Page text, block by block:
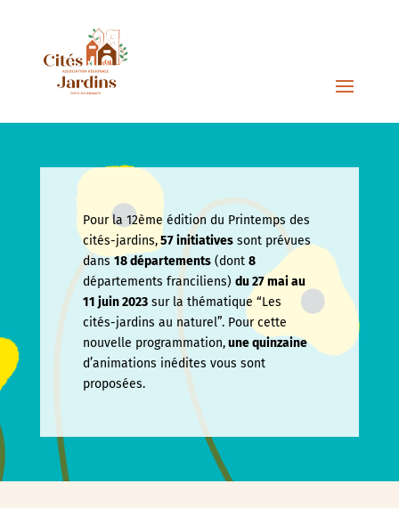
Pour la 12ème édition du Printemps des
cités-jardins,57 initiativessont prévues
dans18 départements(dont 8
départements franciliens) du 27 mai au
11 juin2023sur la thématique “Les
cités-jardins au naturel”. Pour cette
nouvelle programmation,une quinzaine
d’animations inédites vous sont
proposées.